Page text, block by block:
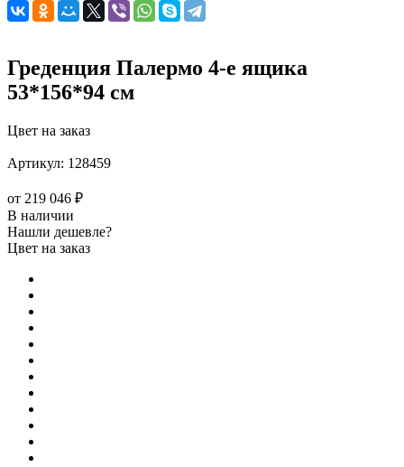
Греденция Палермо 4-е ящика
53*156*94 см
Цвет на заказ
Артикул: 128459
от 219 046 ₽
В наличии
Нашли дешевле?
Цвет на заказ